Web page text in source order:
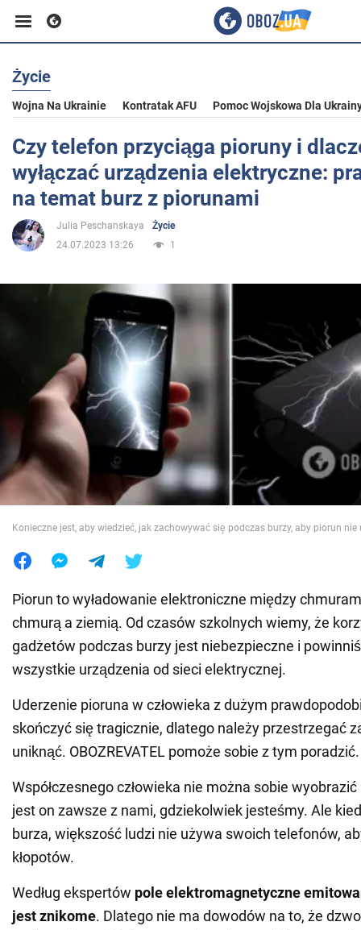
Biznes
Sport
Rozrywka
Życie
Polityka
Społeczeństwo
Wojna na Ukrainie
Świat
Jedzenie
Życie
Wojna Na Ukrainie Kontratak AFU Pomoc Wojskowa Dla
Czy telefon przyciąga pioruny i
wyłączać urządzenia elektryczne:
na temat burz z piorunami
Julia Peschanskaya
Życie
24.07.2023 13:26
1
Konieczne jest, aby wiedzieć, jak zachowywać się podczas burzy, aby piorun nie
Piorun to wyładowanie elektroniczne między
chmurą a ziemią. Od czasów szkolnych wiemy, że
gadżetów podczas burzy jest niebezpieczne i
wszystkie urządzenia od sieci elektrycznej.
Uderzenie pioruna w człowieka z dużym
skończyć się tragicznie, dlatego należy przestrzegać
uniknąć. OBOZREVATEL pomoże sobie z tym poradzić.
Współczesnego człowieka nie można sobie
jest on zawsze z nami, gdziekolwiek jesteśmy. Ale
burza, większość ludzi nie używa swoich telefonów,
kłopotów.
Według ekspertów pole elektromagnetyczne
jest znikome. Dlatego nie ma dowodów na to, że